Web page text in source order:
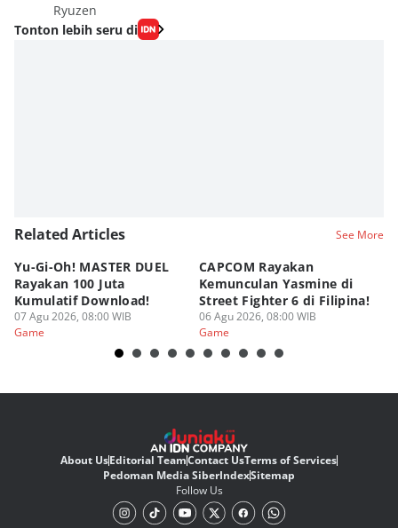
Ryuzen
Tonton lebih seru di
Related Articles See More
Yu-Gi-Oh! MASTER DUEL
Rayakan 100 Juta
Kumulatif Download!
07 Agu 2026, 08:00 WIB
Game
CAPCOM Rayakan
Kemunculan Yasmine di
Street Fighter 6 di Filipina!
06 Agu 2026, 08:00 WIB
Game
About UsEditorial TeamContact UsTerms of Services
Pedoman Media SiberIndexSitemap
Follow Us